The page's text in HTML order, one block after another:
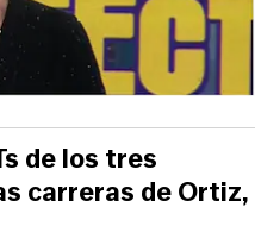
de los tres
carreras de Ortiz,